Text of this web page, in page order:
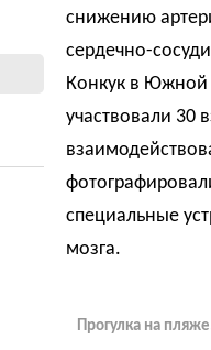
снижению
сердечно-
Конкук в Южной
участвовали 30
специальные
мозга.
Прогулка на